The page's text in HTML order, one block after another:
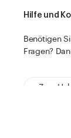
Hilfe und
Benötigen
Fragen?
Zum